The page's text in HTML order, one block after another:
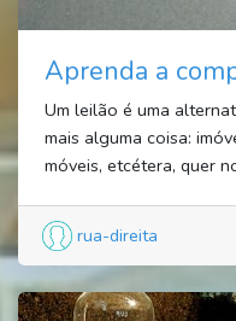
Aprenda a
Um leilão é uma
mais alguma coisa:
móveis, etcétera, quer
rua-direita